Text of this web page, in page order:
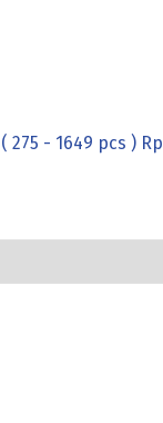
( 275 - 1649 pcs )